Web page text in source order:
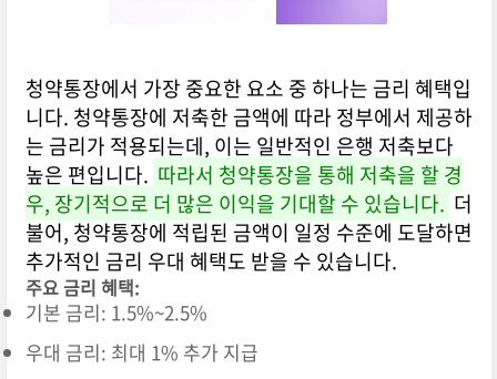
청약통장에서 가장 중요한 요소 중 하나는 금리 혜택입
니다. 청약통장에 저축한 금액에 따라 정부에서 제공하
는 금리가 적용되는데, 이는 일반적인 은행 저축보다
높은 편입니다. 따라서 청약통장을 통해 저축을 할 경
우, 장기적으로 더 많은 이익을 기대할 수 있습니다. 더
불어, 청약통장에 적립된 금액이 일정 수준에 도달하면
추가적인 금리 우대 혜택도 받을 수 있습니다.
주요 금리 혜택:
기본 금리: 1.5%~2.5%
우대 금리: 최대 1% 추가 지급